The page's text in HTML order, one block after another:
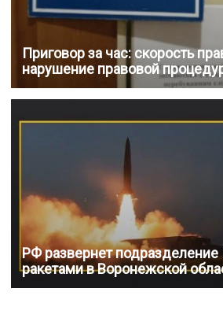
Приговор за час: скорость
нарушение правовой
РФ развернет
ракетами в Воронежской